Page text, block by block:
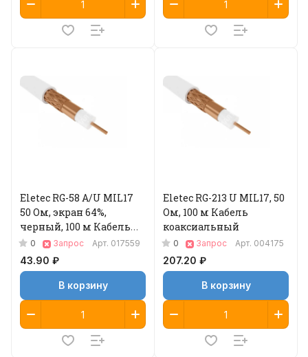
Eletec RG-58 A/U MIL17
50 Ом, экран 64%,
черный, 100 м Кабель
коаксиальный
0 Запрос Арт. 017559
43.90 ₽
В корзину
Eletec RG-213 U MIL17, 50
Ом, 100 м Кабель
коаксиальный
0 Запрос Арт. 004175
207.20 ₽
В корзину